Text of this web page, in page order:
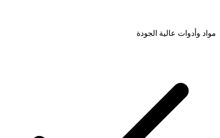
مواد وأدوات عالية الجودة